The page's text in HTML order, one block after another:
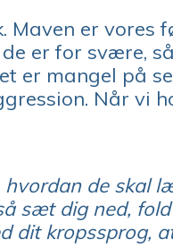
er vores
er for svære,
er mangel på
Når vi
de skal
sæt dig ned,
dit kropssprog,